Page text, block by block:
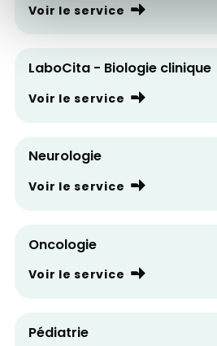
Indications citées
Voir le service
LaboCita - Biologie clinique
Voir le service
Neurologie
Voir le service
Oncologie
Voir le service
Pédiatrie